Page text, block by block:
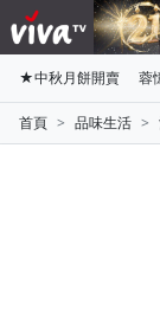
★中秋月餅開賣 蓉
首頁 品味生活